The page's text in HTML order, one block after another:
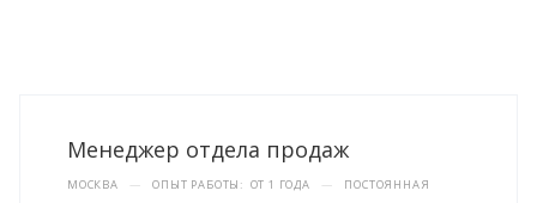
Менеджер отдела продаж
МОСКВА — ОПЫТ РАБОТЫ: ОТ 1 ГОДА — ПОСТОЯННАЯ